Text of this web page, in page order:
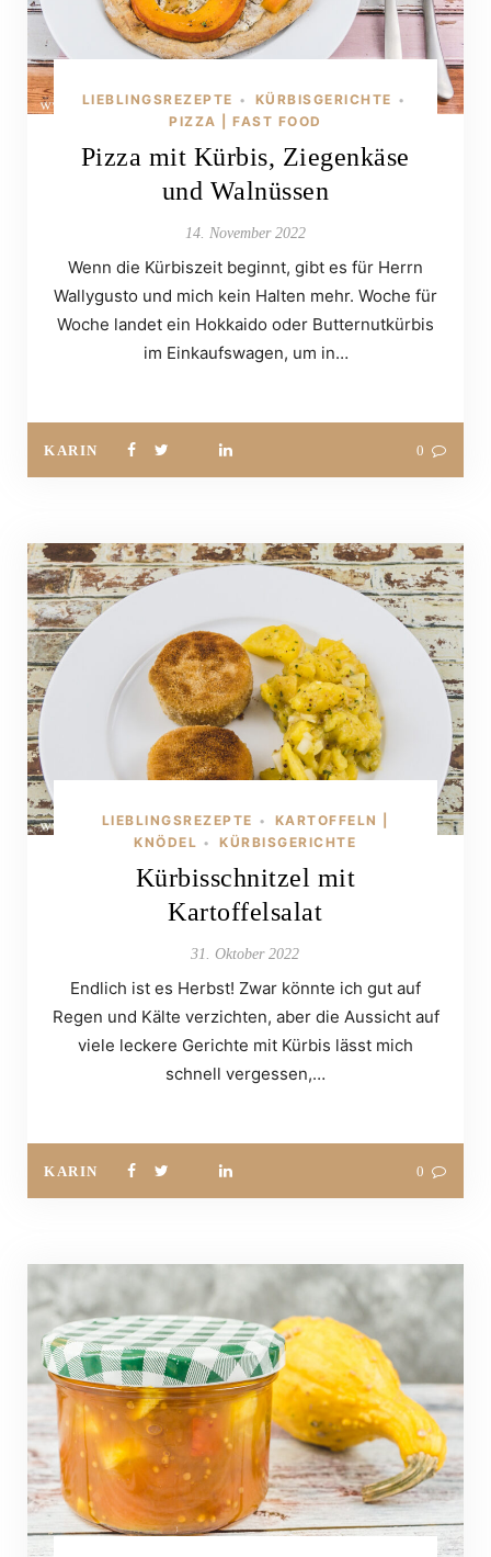
LIEBLINGSREZEPTE • KÜRBISGERICHTE •
PIZZA | FAST FOOD
Pizza mit Kürbis, Ziegenkäse
und Walnüssen
14. November 2022
Wenn die Kürbiszeit beginnt, gibt es für Herrn
Wallygusto und mich kein Halten mehr. Woche für
Woche landet ein Hokkaido oder Butternutkürbis
im Einkaufswagen, um in…
KARIN 0
LIEBLINGSREZEPTE •
KARTOFFELN |
KNÖDEL • KÜRBISGERICHTE
Kürbisschnitzel mit
Kartoffelsalat
31. Oktober 2022
Endlich ist es Herbst! Zwar könnte ich gut auf
Regen und Kälte verzichten, aber die Aussicht auf
viele leckere Gerichte mit Kürbis lässt mich
schnell vergessen,…
KARIN 0